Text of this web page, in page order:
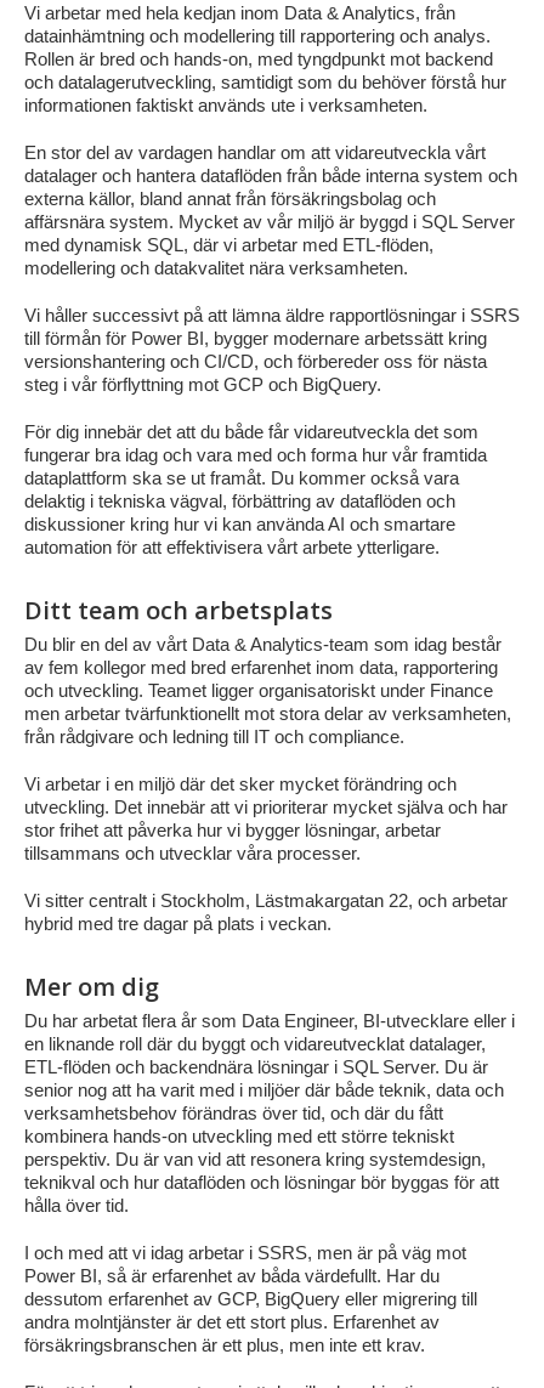
Vi arbetar med hela kedjan inom Data & Analytics, från
datainhämtning och modellering till rapportering och analys.
Rollen är bred och hands-on, med tyngdpunkt mot backend
och datalagerutveckling, samtidigt som du behöver förstå hur
informationen faktiskt används ute i verksamheten.
En stor del av vardagen handlar om att vidareutveckla vårt
datalager och hantera dataflöden från både interna system och
externa källor, bland annat från försäkringsbolag och
affärsnära system. Mycket av vår miljö är byggd i SQL Server
med dynamisk SQL, där vi arbetar med ETL-flöden,
modellering och datakvalitet nära verksamheten.
Vi håller successivt på att lämna äldre rapportlösningar i SSRS
till förmån för Power BI, bygger modernare arbetssätt kring
versionshantering och CI/CD, och förbereder oss för nästa
steg i vår förflyttning mot GCP och BigQuery.
För dig innebär det att du både får vidareutveckla det som
fungerar bra idag och vara med och forma hur vår framtida
dataplattform ska se ut framåt. Du kommer också vara
delaktig i tekniska vägval, förbättring av dataflöden och
diskussioner kring hur vi kan använda AI och smartare
automation för att effektivisera vårt arbete ytterligare.
Ditt team och arbetsplats
Du blir en del av vårt Data & Analytics-team som idag består
av fem kollegor med bred erfarenhet inom data, rapportering
och utveckling. Teamet ligger organisatoriskt under Finance
men arbetar tvärfunktionellt mot stora delar av verksamheten,
från rådgivare och ledning till IT och compliance.
Vi arbetar i en miljö där det sker mycket förändring och
utveckling. Det innebär att vi prioriterar mycket själva och har
stor frihet att påverka hur vi bygger lösningar, arbetar
tillsammans och utvecklar våra processer.
Vi sitter centralt i Stockholm, Lästmakargatan 22, och arbetar
hybrid med tre dagar på plats i veckan.
Mer om dig
Du har arbetat flera år som Data Engineer, BI-utvecklare eller i
en liknande roll där du byggt och vidareutvecklat datalager,
ETL-flöden och backendnära lösningar i SQL Server. Du är
senior nog att ha varit med i miljöer där både teknik, data och
verksamhetsbehov förändras över tid, och där du fått
kombinera hands-on utveckling med ett större tekniskt
perspektiv. Du är van vid att resonera kring systemdesign,
teknikval och hur dataflöden och lösningar bör byggas för att
hålla över tid.
I och med att vi idag arbetar i SSRS, men är på väg mot
Power BI, så är erfarenhet av båda värdefullt. Har du
dessutom erfarenhet av GCP, BigQuery eller migrering till
andra molntjänster är det ett stort plus. Erfarenhet av
försäkringsbranschen är ett plus, men inte ett krav.